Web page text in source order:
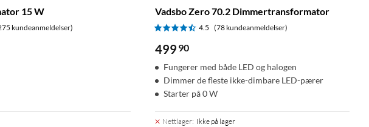
15 W
kundeanmeldelser)
Vadsbo Zero 70.2 Dimmertransformator
4.5 (78 kundeanmeldelser)
499 90
Fungerer med både LED og halogen
Dimmer de fleste ikke-dimbare LED-pærer
Starter på 0 W
Nettlager: Ikke på lager